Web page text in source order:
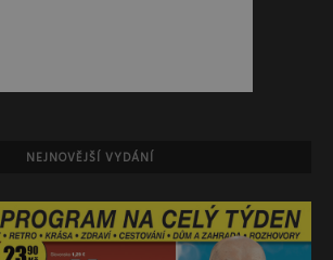
NEJNOVĚJŠÍ VYDÁNÍ